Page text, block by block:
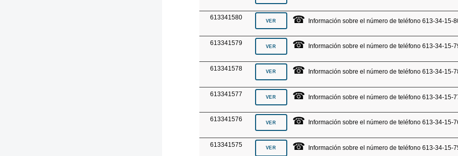
613341580 ☎ Información sobre el número de teléfono 613-34-15-
613341579 ☎ Información sobre el número de teléfono 613-34-15-
613341578 ☎ Información sobre el número de teléfono 613-34-15-
613341577 ☎ Información sobre el número de teléfono 613-34-15-
613341576 ☎ Información sobre el número de teléfono 613-34-15-
613341575 ☎ Información sobre el número de teléfono 613-34-15-